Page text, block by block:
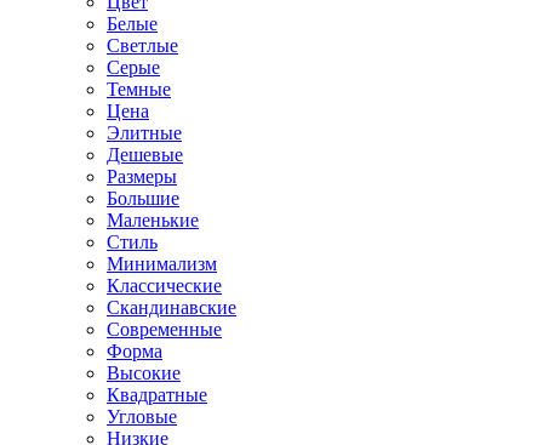
Белые
Светлые
Серые
Темные
Цена
Элитные
Дешевые
Размеры
Большие
Маленькие
Стиль
Минимализм
Классические
Скандинавские
Современные
Форма
Высокие
Квадратные
Угловые
Низкие